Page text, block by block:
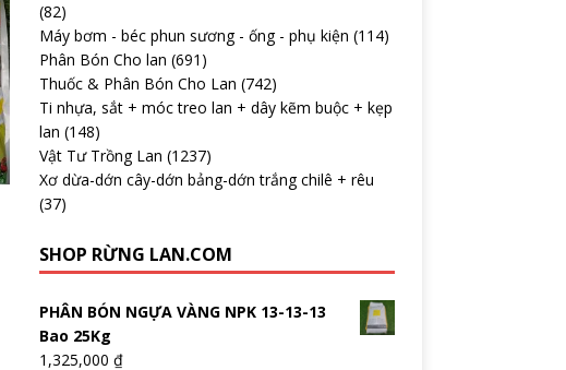
(82)
Máy bơm - béc phun sương - ống - phụ kiện (114)
Phân Bón Cho lan (691)
Thuốc & Phân Bón Cho Lan (742)
Ti nhựa, sắt + móc treo lan + dây kẽm buộc + kẹp
lan (148)
Vật Tư Trồng Lan (1237)
Xơ dừa-dớn cây-dớn bảng-dớn trắng chilê + rêu
(37)
SHOP RỪNG LAN.COM
PHÂN BÓN NGỰA VÀNG NPK 13-13-13
Bao 25Kg
1,325,000 ₫